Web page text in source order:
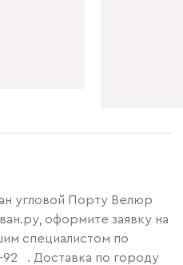
угловой Порту Велюр
оформите заявку на
специалистом по
. Доставка по городу